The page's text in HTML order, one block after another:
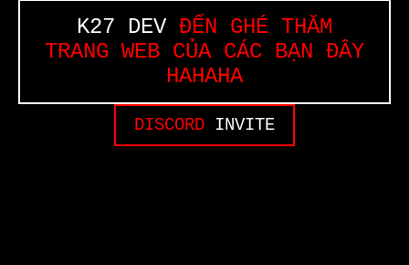
K27 DEVĐẾN GHÉ THĂM
TRANG WEB CỦA CÁC BẠN ĐÂY
HAHAHA
DISCORD INVITE